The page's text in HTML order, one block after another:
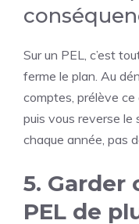
Sur un PEL, c’est
ferme le plan. Au
comptes, prélève ce
puis vous reverse le
chaque année, pas
5. Garder
PEL de